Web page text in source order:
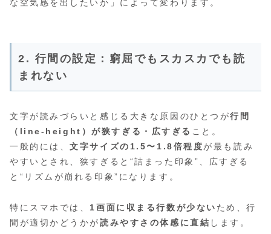
な空気感を出したいか」によって変わります。
2. 行間の設定：窮屈でもスカスカでも読
まれない
文字が読みづらいと感じる大きな原因のひとつが行間
（line-height）が狭すぎる・広すぎる こと。
一般的には、文字サイズの1.5〜1.8倍程度が最も読み
やすいとされ、狭すぎると“詰まった印象”、広すぎる
と“リズムが崩れる印象”になります。
特にスマホでは、 1画面に収まる行数が少ない ため、行
間が適切かどうかが読みやすさの体感に直結 します。